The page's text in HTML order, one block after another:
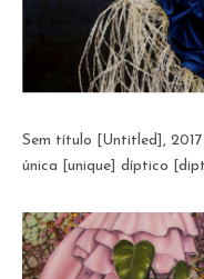
Sem título [Untitled],
única [unique] díptico